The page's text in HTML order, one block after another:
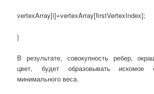
vertexArray[i]=vertexArray[firstVertexIndex];
}
В результате, совокупность ребер,
цвет, будет образовывать искомое
минимального веса.